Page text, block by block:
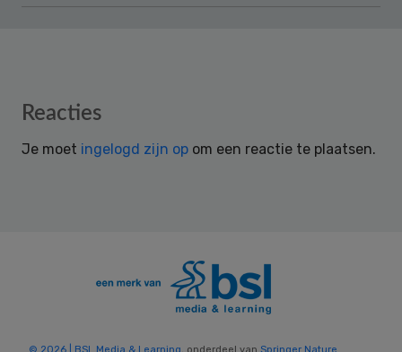
Reader
Reacties
Je moet ingelogd zijn op om een reactie te plaatsen.
© 2026 | BSL Media & Learning , onderdeel van Springer Nature